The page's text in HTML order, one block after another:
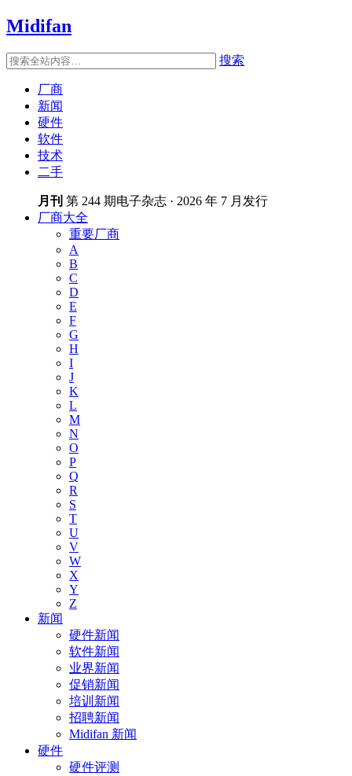
Midifan
搜索
厂商
新闻
硬件
软件
技术
二手
月刊 第 244 期电子杂志 · 2026 年 7 月发行
厂商大全
重要厂商
A
B
C
D
E
F
G
H
I
J
K
L
M
N
O
P
Q
R
S
T
U
V
W
X
Y
Z
新闻
硬件新闻
软件新闻
业界新闻
促销新闻
培训新闻
招聘新闻
Midifan 新闻
硬件
硬件评测